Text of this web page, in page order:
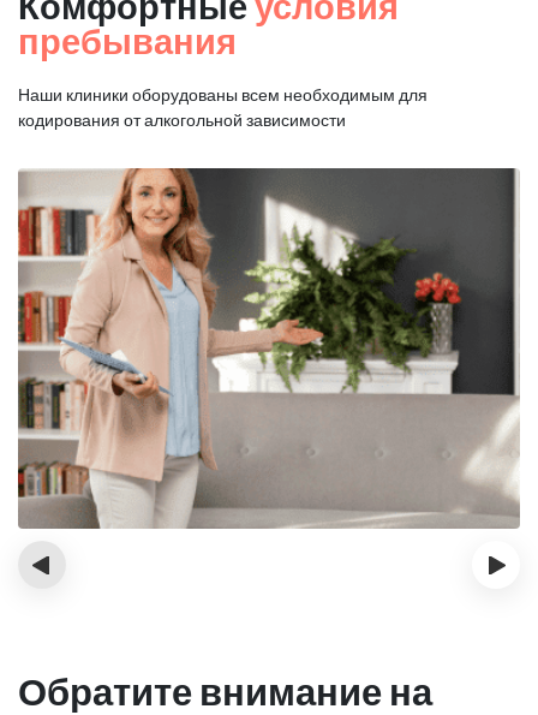
пребывания
Наши клиники оборудованы всем необходимым для
кодирования от алкогольной зависимости
‹ ›
Обратите внимание на